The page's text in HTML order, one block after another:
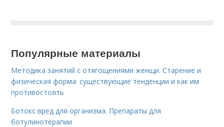
Популярные материалы
Методика занятий с отягощениями женщи. Старение и
физическая форма: существующие тенденции и как им
противостоять
Ботокс вред для организма. Препараты для
ботулинотерапии